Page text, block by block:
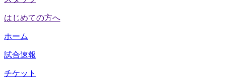
はじめての方へ
ホーム
試合速報
チケット